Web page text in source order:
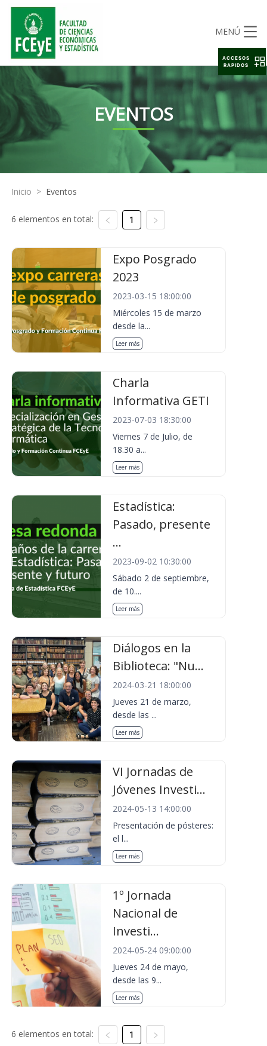
MENÚ
EVENTOS
Inicio > Eventos
6 elementos en total: 1
Expo Posgrado
2023
2023-03-15 18:00:00
Miércoles 15 de marzo
desde la...
Leer más
Charla
Informativa GETI
2023-07-03 18:30:00
Viernes 7 de Julio, de
18.30 a...
Leer más
Estadística:
Pasado, presente
...
2023-09-02 10:30:00
Sábado 2 de septiembre,
de 10....
Leer más
Diálogos en la
Biblioteca: "Nu...
2024-03-21 18:00:00
Jueves 21 de marzo,
desde las ...
Leer más
VI Jornadas de
Jóvenes Investi...
2024-05-13 14:00:00
Presentación de pósteres:
el l...
Leer más
1º Jornada
Nacional de
Investi...
2024-05-24 09:00:00
Jueves 24 de mayo,
desde las 9...
Leer más
6 elementos en total: 1
ACCESOS
RAPIDOS